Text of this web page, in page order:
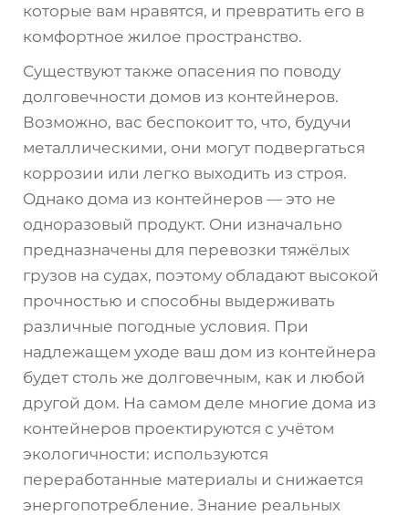
которые вам нравятся, и превратить его в
комфортное жилое пространство.
Существуют также опасения по поводу
долговечности домов из контейнеров.
Возможно, вас беспокоит то, что, будучи
металлическими, они могут подвергаться
коррозии или легко выходить из строя.
Однако дома из контейнеров — это не
одноразовый продукт. Они изначально
предназначены для перевозки тяжёлых
грузов на судах, поэтому обладают высокой
прочностью и способны выдерживать
различные погодные условия. При
надлежащем уходе ваш дом из контейнера
будет столь же долговечным, как и любой
другой дом. На самом деле многие дома из
контейнеров проектируются с учётом
экологичности: используются
переработанные материалы и снижается
энергопотребление. Знание реальных